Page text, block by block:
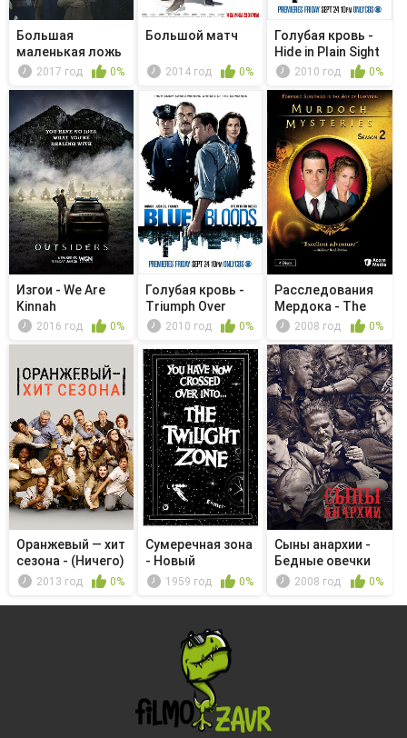
Большая
маленькая ложь
- Обстановка н...
2017 год 0%
Большой матч
2014 год 0%
Голубая кровь -
Hide in Plain Sight
2010 год 0%
Изгои - We Are
Kinnah
2016 год 0%
Голубая кровь -
Triumph Over
Trauma
2010 год 0%
Расследования
Мердока - The
Spy Who L...
2008 год 0%
Оранжевый — хит
сезона - (Ничего)
не ...2013 год 0%
Сумеречная зона
- Новый
экспонат
1959 год 0%
Сыны анархии -
Бедные овечки
2008 год 0%